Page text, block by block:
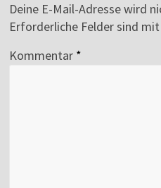
Deine E-Mail-Adresse wird
Erforderliche Felder sind mit
Kommentar *